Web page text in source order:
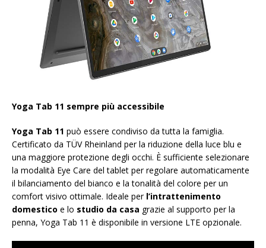
Yoga Tab 11 sempre più accessibile
Yoga Tab 11 può essere condiviso da tutta la famiglia.
Certificato da TÜV Rheinland per la riduzione della luce blu e
una maggiore protezione degli occhi. È sufficiente selezionare
la modalità Eye Care del tablet per regolare automaticamente
il bilanciamento del bianco e la tonalità del colore per un
comfort visivo ottimale. Ideale per l’intrattenimento
domestico e lo studio da casa grazie al supporto per la
penna, Yoga Tab 11 è disponibile in versione LTE opzionale.